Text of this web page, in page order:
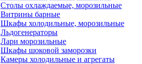
Столы охлаждаемые, морозильные
Витрины барные
Шкафы холодильные, морозильные
Льдогенераторы
Лари морозильные
Шкафы шоковой заморозки
Камеры холодильные и агрегаты